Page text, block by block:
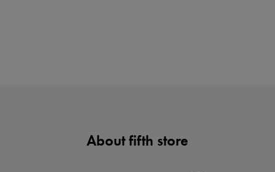
About fifth store